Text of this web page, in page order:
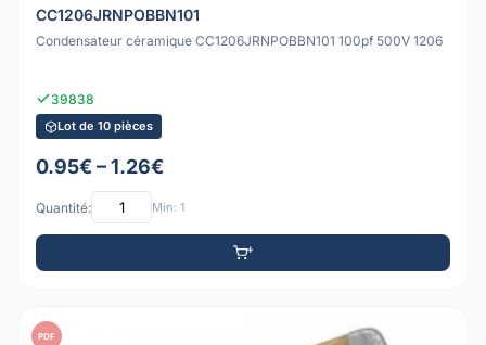
CC1206JRNPOBBN101
Condensateur céramique CC1206JRNPOBBN101 100pf 500V 1206
39838
Lot de 10 pièces
0.95€ – 1.26€
Quantité: Min: 1
PDF